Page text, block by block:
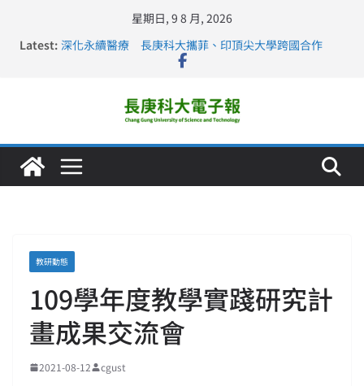
星期日, 9 8 月, 2026
Latest: 深化永續醫療 長庚科大攜菲、印頂尖大學跨國合作
長庚科大訪凱瑟醫療集團、美容學校收穫豐
仁德醫專與長庚科大締結策略聯盟 培育護理尖兵
長庚科大連四年穩居《遠見》醫學大學第5名 辦學實力再
教研動態
109學年度教學實踐研究計
畫成果交流會
2021-08-12 cgust